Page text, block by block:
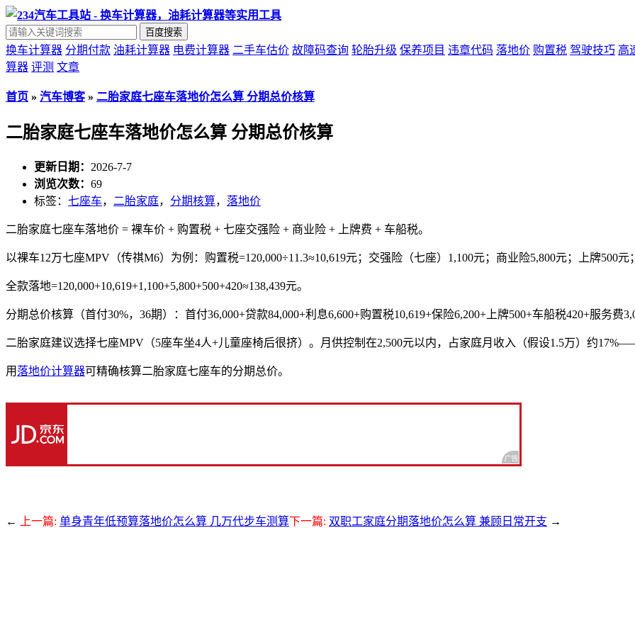
百度搜索
换车计算器 分期付款 油耗计算器 电费计算器 二手车估价 故障码查询 轮胎升级 保养项目 违章代码 落地价 购置税 驾驶技巧 高
算器 评测 文章
首页 » 汽车博客» 二胎家庭七座车落地价怎么算 分期总价核算
二胎家庭七座车落地价怎么算 分期总价核算
更新日期： 2026-7-7
浏览次数： 69
标签： 七座车， 二胎家庭， 分期核算， 落地价
二胎家庭七座车落地价 = 裸车价 + 购置税 + 七座交强险 + 商业险 + 上牌费 + 车船税。
以裸车12万七座MPV（传祺M6）为例：购置税=120,000÷11.3≈10,619元；交强险（七座）1,100元；商业险5,800元；上牌500元
全款落地=120,000+10,619+1,100+5,800+500+420≈138,439元。
分期总价核算（首付30%，36期）：首付36,000+贷款84,000+利息6,600+购置税10,619+保险6,200+上牌500+车船税420+服务费
二胎家庭建议选择七座MPV（5座车坐4人+儿童座椅后很挤）。月供控制在2,500元以内，占家庭月收入（假设1.5万）约
用 落地价计算器可精确核算二胎家庭七座车的分期总价。
← 上一篇: 单身青年低预算落地价怎么算 几万代步车测算下一篇: 双职工家庭分期落地价怎么算 兼顾日常开支 →